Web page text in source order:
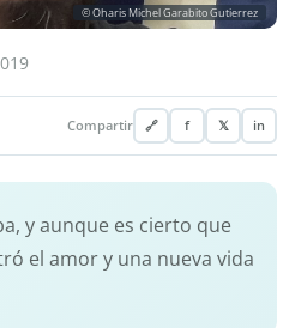
© Oharis Michel Garabito Gutierrez
Compartir 🔗 f 𝕏 in
y aunque es cierto que
el amor y una nueva vida